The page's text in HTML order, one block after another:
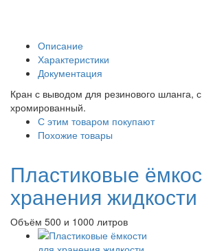
Описание
Характеристики
Документация
Кран с выводом для резинового шланга,
хромированный.
С этим товаром покупают
Похожие товары
Пластиковые
хранения
Объём 500 и 1000 литров